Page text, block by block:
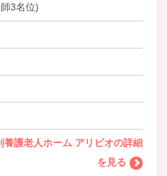
3名位)
護老人ホーム アリビオの詳細
を見る